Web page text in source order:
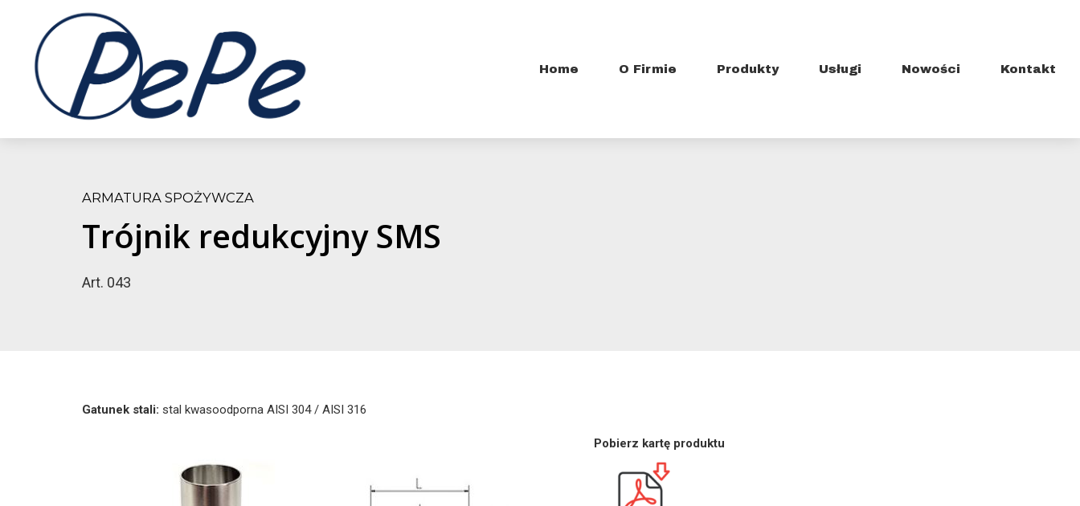
Home O Firmie Produkty Usługi Nowości Kontakt
ARMATURA SPOŻYWCZA
Trójnik redukcyjny SMS
Art. 043
Gatunek stali: stal kwasoodporna AISI 304 / AISI 316
Pobierz kartę produktu